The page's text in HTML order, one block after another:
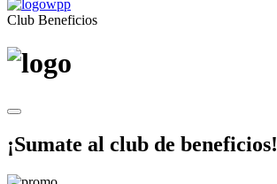
Club Beneficios
¡Sumate al club de beneficios!